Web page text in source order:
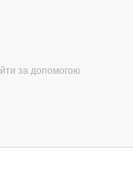
за допомогою